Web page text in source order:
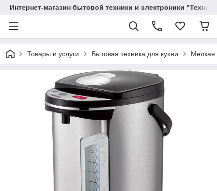
Интернет-магазин бытовой техники и электроники
Товары и услуги Бытовая техника для кухни Мелкая